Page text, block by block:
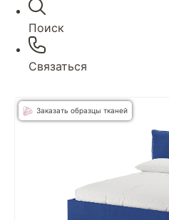
Поиск
Связаться
Заказать образцы тканей